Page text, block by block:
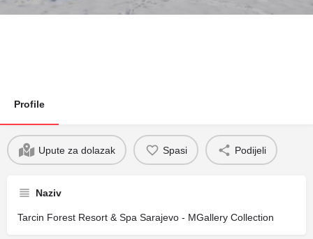
Profile
Upute za dolazak Spasi Podijeli
Naziv
Tarcin Forest Resort & Spa Sarajevo - MGallery Collection